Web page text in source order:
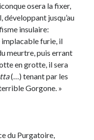
osera la fixer,
jusqu’au
insulaire:
implacable furie, il
meurtre, puis errant
en grotte, il sera
(…) tenant par les
Gorgone. »
du Purgatoire,